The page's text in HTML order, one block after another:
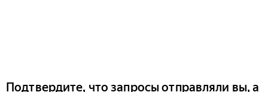
Подтвердите, что запросы отправляли вы, а